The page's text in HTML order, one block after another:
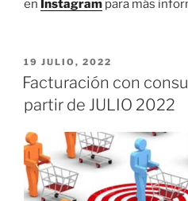
en Instagram para más
PUBLICADO
EL
19 JULIO, 2022
Facturación con
partir de JULIO 2022